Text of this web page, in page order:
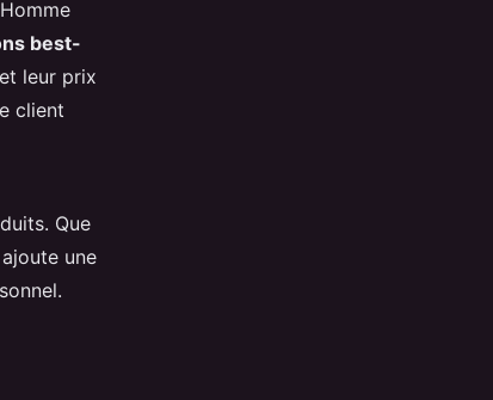
best-
leur prix
client
Que
une